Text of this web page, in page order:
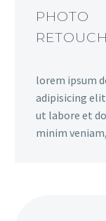
PHOTO
RETOUCH
lorem ipsum
adipisicing
ut labore et
minim